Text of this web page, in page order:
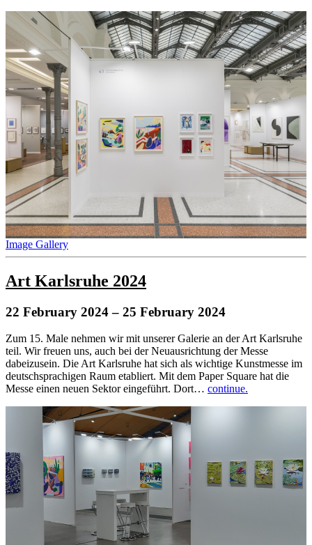
Image Gallery
Art Karlsruhe 2024
22 February 2024– 25 February 2024
Zum 15. Male nehmen wir mit unserer Galerie an der Art Karlsruhe
teil. Wir freuen uns, auch bei der Neuausrichtung der Messe
dabeizusein. Die Art Karlsruhe hat sich als wichtige Kunstmesse im
deutschsprachigen Raum etabliert. Mit dem Paper Square hat die
Messe einen neuen Sektor eingeführt. Dort… continue.